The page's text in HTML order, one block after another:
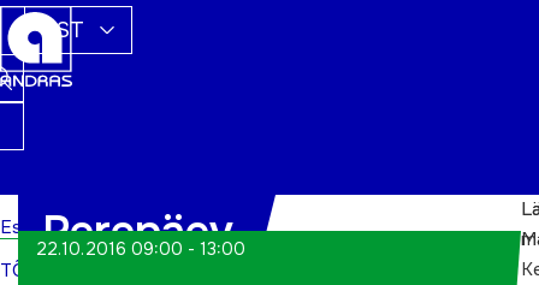
EST
Esileht
TÕN
Perepäev
22.10.2016 09:00 - 13:00